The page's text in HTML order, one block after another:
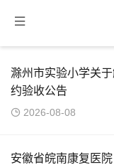
滁州市实验小学关
约验收公告
2026-08-08
安徽省皖南康复医